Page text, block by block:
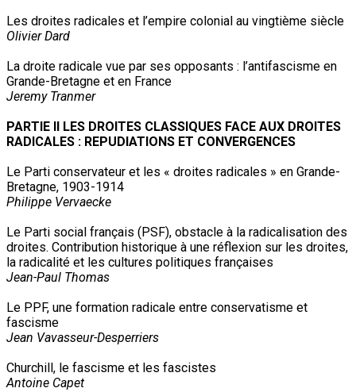
Les droites radicales et l’empire colonial au vingtième siècle
Olivier Dard
La droite radicale vue par ses opposants : l’antifascisme en
Grande-Bretagne et en France
Jeremy Tranmer
PARTIE II LES DROITES CLASSIQUES FACE AUX DROITES
RADICALES : REPUDIATIONS ET CONVERGENCES
Le Parti conservateur et les « droites radicales » en Grande-
Bretagne, 1903-1914
Philippe Vervaecke
Le Parti social français (PSF), obstacle à la radicalisation des
droites. Contribution historique à une réflexion sur les droites,
la radicalité et les cultures politiques françaises
Jean-Paul Thomas
Le PPF, une formation radicale entre conservatisme et
fascisme
Jean Vavasseur-Desperriers
Churchill, le fascisme et les fascistes
Antoine Capet